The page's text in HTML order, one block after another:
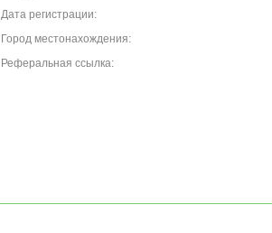
Дата регистрации:
Город местонахождения:
Реферальная ссылка: